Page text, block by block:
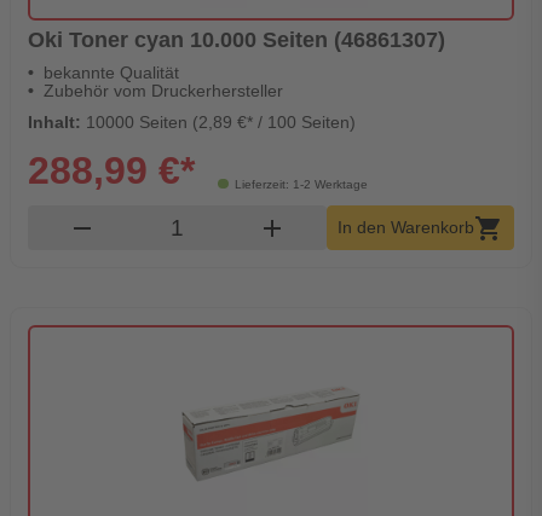
Oki Toner cyan 10.000 Seiten (46861307)
bekannte Qualität
Zubehör vom Druckerhersteller
Inhalt: 10000 Seiten (2,89 €* / 100 Seiten)
Lieferzeit: 1-2 Werktage
288,99 €*
remove Produkt Warenkorb Menge
add In den Warenkorbshopping_cart